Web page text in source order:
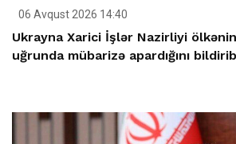
06 Avqust 2026 14:40
Ukrayna Xarici İşlər Nazirliyi
uğrunda mübarizə apardığını bildirib